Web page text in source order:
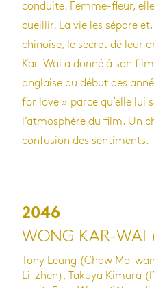
conduite. Femme-fleur,
cueillir. La vie les sépare
chinoise, le secret de leur
Kar-Wai a donné à son
anglaise du début des
for love » parce qu’elle lui
l’atmosphère du film. Un
confusion des sentiments.
2046
WONG KAR-WAI
Tony Leung (Chow Mo-
Li-zhen), Takuya Kimura